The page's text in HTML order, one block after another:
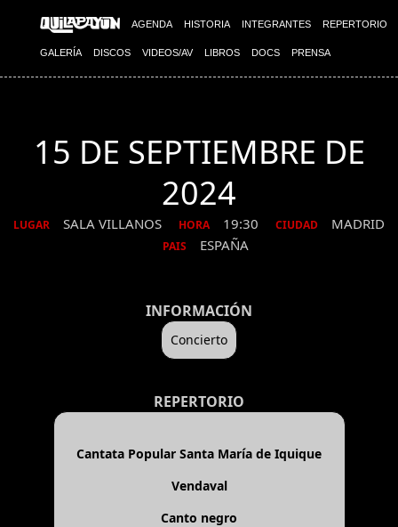
AGENDA HISTORIA INTEGRANTES REPERTORIO
GALERÍA DISCOS VIDEOS/AV LIBROS DOCS PRENSA
15 DE SEPTIEMBRE DE
2024
LUGAR SALA VILLANOS HORA 19:30 CIUDAD MADRID
PAIS ESPAÑA
INFORMACIÓN
Concierto
REPERTORIO
Cantata Popular Santa María de Iquique
Vendaval
Canto negro